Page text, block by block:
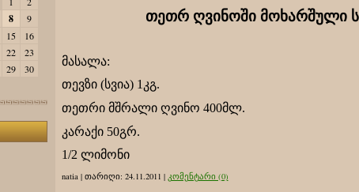
8
9
15
16
22
23
29
30
თეთრ ღვინოში მოხარშული
მასალა:
თევზი (სვია) 1კგ.
თეთრი მშრალი ღვინო 400მლ.
კარაქი 50გრ.
1/2 ლიმონი
natia | თარიღი: 24.11.2011 | კომენტარი (0)